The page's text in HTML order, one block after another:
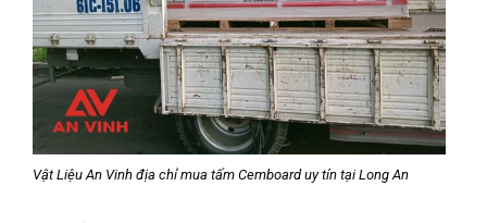
Vật Liệu An Vinh địa chỉ mua tấm Cemboard uy tín tại Long An